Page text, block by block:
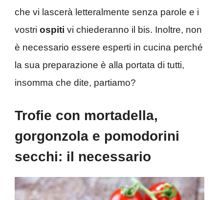
che vi lascerà letteralmente senza parole e i
vostri ospiti vi chiederanno il bis. Inoltre, non
è necessario essere esperti in cucina perché
la sua preparazione è alla portata di tutti,
insomma che dite, partiamo?
Trofie con mortadella,
gorgonzola e pomodorini
secchi: il necessario